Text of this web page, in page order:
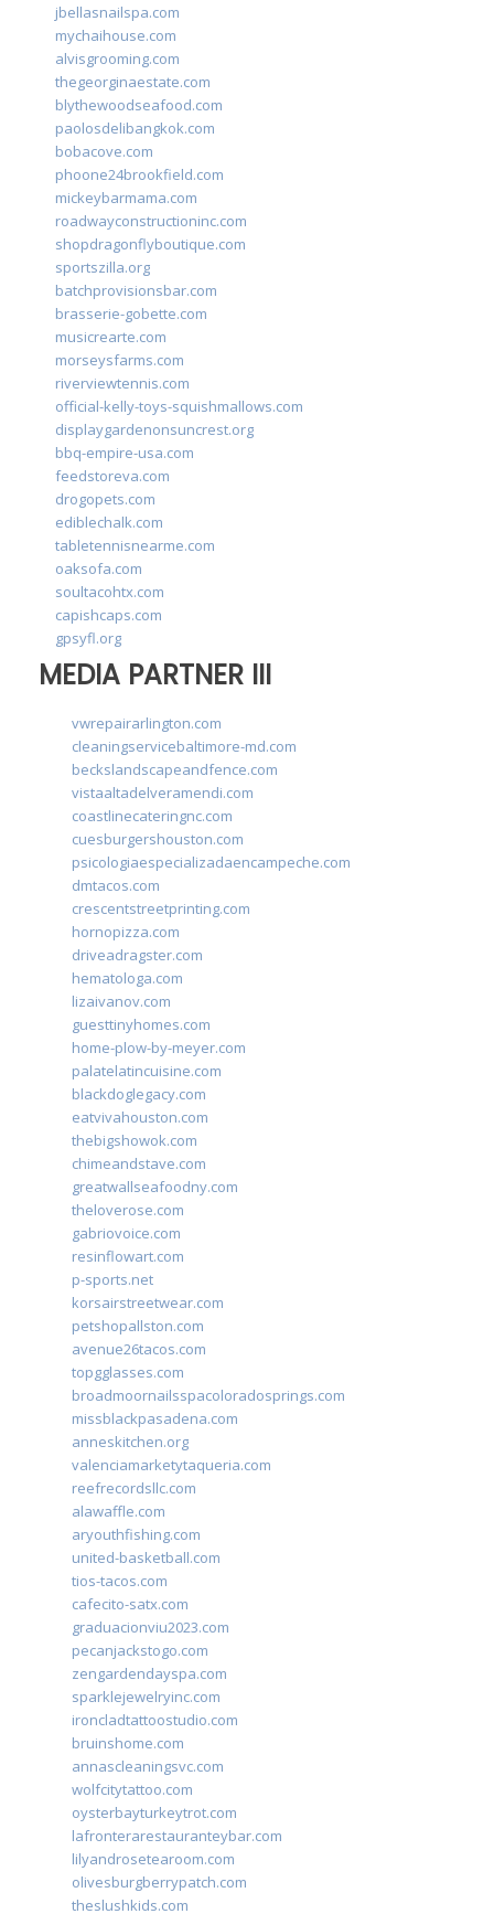
jbellasnailspa.com
mychaihouse.com
alvisgrooming.com
thegeorginaestate.com
blythewoodseafood.com
paolosdelibangkok.com
bobacove.com
phoone24brookfield.com
mickeybarmama.com
roadwayconstructioninc.com
shopdragonflyboutique.com
sportszilla.org
batchprovisionsbar.com
brasserie-gobette.com
musicrearte.com
morseysfarms.com
riverviewtennis.com
official-kelly-toys-squishmallows.com
displaygardenonsuncrest.org
bbq-empire-usa.com
feedstoreva.com
drogopets.com
ediblechalk.com
tabletennisnearme.com
oaksofa.com
soultacohtx.com
capishcaps.com
gpsyfl.org
MEDIA PARTNER III
vwrepairarlington.com
cleaningservicebaltimore-md.com
beckslandscapeandfence.com
vistaaltadelveramendi.com
coastlinecateringnc.com
cuesburgershouston.com
psicologiaespecializadaencampeche.com
dmtacos.com
crescentstreetprinting.com
hornopizza.com
driveadragster.com
hematologa.com
lizaivanov.com
guesttinyhomes.com
home-plow-by-meyer.com
palatelatincuisine.com
blackdoglegacy.com
eatvivahouston.com
thebigshowok.com
chimeandstave.com
greatwallseafoodny.com
theloverose.com
gabriovoice.com
resinflowart.com
p-sports.net
korsairstreetwear.com
petshopallston.com
avenue26tacos.com
topgglasses.com
broadmoornailsspacoloradosprings.com
missblackpasadena.com
anneskitchen.org
valenciamarketytaqueria.com
reefrecordsllc.com
alawaffle.com
aryouthfishing.com
united-basketball.com
tios-tacos.com
cafecito-satx.com
graduacionviu2023.com
pecanjackstogo.com
zengardendayspa.com
sparklejewelryinc.com
ironcladtattoostudio.com
bruinshome.com
annascleaningsvc.com
wolfcitytattoo.com
oysterbayturkeytrot.com
lafronterarestauranteybar.com
lilyandrosetearoom.com
olivesburgberrypatch.com
theslushkids.com